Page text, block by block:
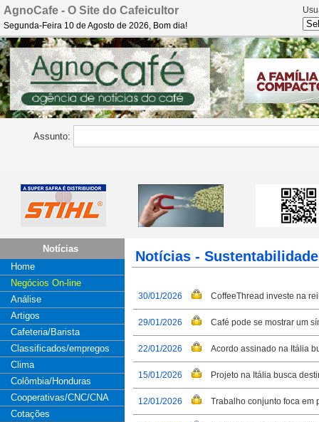
AgnoCafe - O Site do Cafeicultor
Segunda-Feira 10 de Agosto de 2026, Bom dia!
Assunto:
Notícias
Home
Negócios On-line
Análise
Artigos
Cafeteria/Barista
Classificados/empregos
Clima
Colômbia/Honduras
Cooperativas/CNC/CNA
Cotações
Notícias - Sustentabilidade
30/01/2026 CoffeeThread investe na
29/01/2026 Café pode se mostrar um
22/01/2026 Acordo assinado na Itália
15/01/2026 Projeto na Itália busca
12/01/2026 Trabalho conjunto foca em